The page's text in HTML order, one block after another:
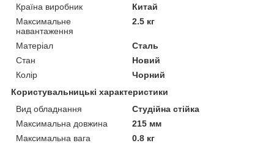
Країна виробник
Китай
Максимальне
навантаження
2.5 кг
Матеріал
Сталь
Стан
Новий
Колір
Чорний
Користувальницькі характеристики
Вид обладнання
Студійна стійка
Максимальна довжина
215 мм
Максимальна вага
0.8 кг